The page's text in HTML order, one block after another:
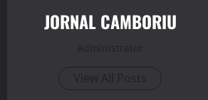
JORNAL CAMBORIU
Administrator
View All Posts